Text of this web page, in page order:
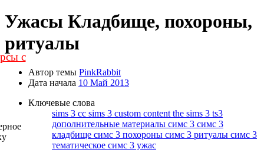
с
Ужасы Кладбище, похороны,
ритуалы
Автор темы PinkRabbit
Дата начала 10 Май 2013
Ключевые слова
sims 3 cc sims 3 custom content the sims 3 ts3
дополнительные материалы симс 3 симс 3
кладбище симс 3 похороны симс 3 ритуалы симс 3
тематическое симс 3 ужас